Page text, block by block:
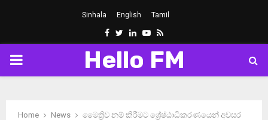
Sinhala English Tamil
Facebook
Twitter
LinkedinYoutube
Rss
PRIMARY
Hello FM
Home News මෛත්‍රිව නම් කිරීමට ශ්‍රේෂ්ඨාධිකරණයෙන් අවසර